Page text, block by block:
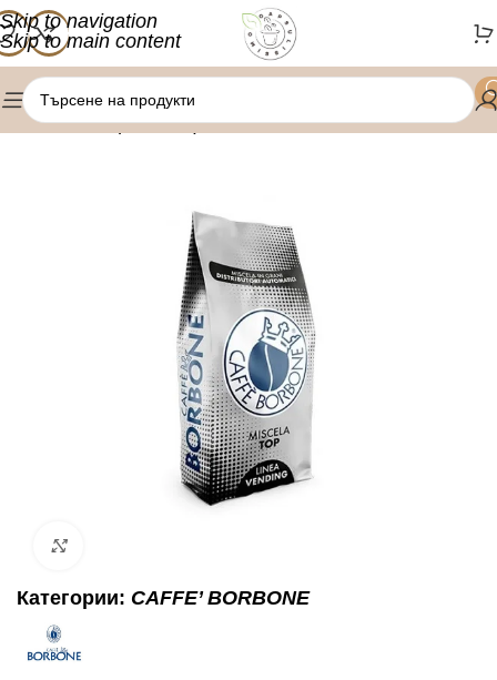
Skip to navigation
Skip to main content
Начало/Кафе на зърна
Категории: CAFFE’ BORBONE